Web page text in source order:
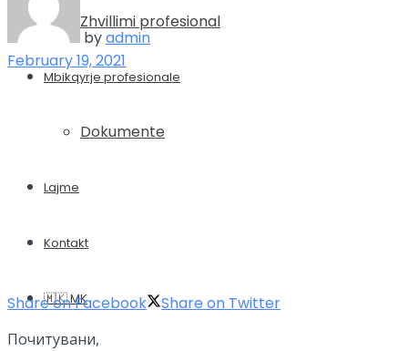
Zhvillimi profesional
Mbikqyrje profesionale
Dokumente
Lajme
Kontakt
🇲🇰 MK
byadmin
February 19, 2021
Share on Facebook Share on Twitter
Почитувани,